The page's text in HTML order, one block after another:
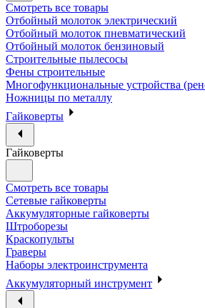
Смотреть все товары
Отбойный молоток электрический
Отбойный молоток пневматический
Отбойный молоток бензиновый
Строительные пылесосы
Фены строительные
Многофункциональные устройства
Ножницы по металлу
Гайковерты
Гайковерты
Смотреть все товары
Сетевые гайковерты
Аккумуляторные гайковерты
Штроборезы
Краскопульты
Граверы
Наборы электроинструмента
Аккумуляторный инструмент